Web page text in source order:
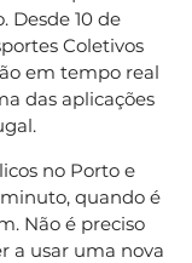
Desde 10 de
Coletivos
em tempo real
das aplicações
no Porto e
minuto, quando é
Não é preciso
a usar uma nova